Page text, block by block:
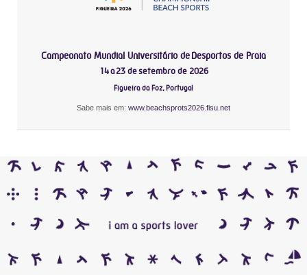
Campeonato Mundial Universitário de Desportos de Praia
14 a 23 de setembro de 2026
Figueira da Foz, Portugal
Sabe mais em: www.beachsprots2026.fisu.net